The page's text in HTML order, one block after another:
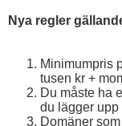
Nya regler
Minimumpris
tusen kr +
Du måste ha
du lägger upp
Domäner